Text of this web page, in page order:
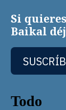
Todo
Si
Baikal